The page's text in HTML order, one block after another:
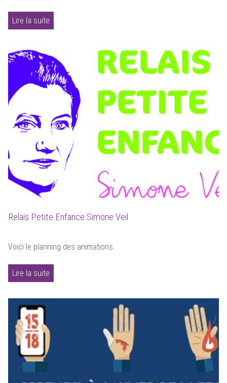
Lire la suite
Relais Petite Enfance Simone Veil
Voici le planning des animations.
Lire la suite